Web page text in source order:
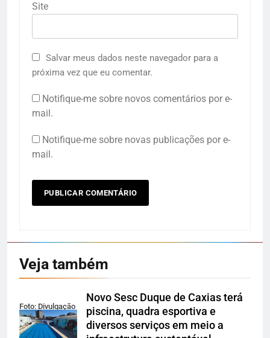
Site
Salvar meus dados neste navegador para a
próxima vez que eu comentar.
Notifique-me sobre novos comentários por e-
mail.
Notifique-me sobre novas publicações por e-
mail.
Veja também
Foto: Divulgação
Novo Sesc Duque de Caxias terá
piscina, quadra esportiva e
diversos serviços em meio a